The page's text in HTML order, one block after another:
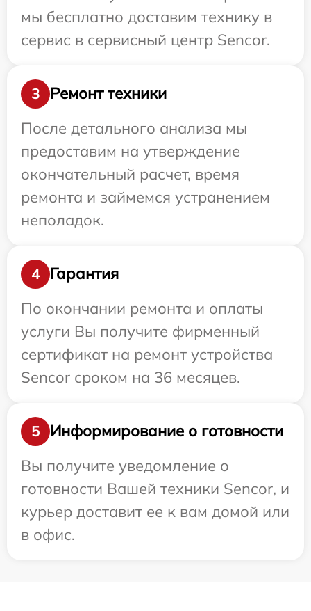
мы бесплатно доставим технику в
сервис в сервисный центр Sencor.
3
Ремонт техники
После детального анализа мы
предоставим на утверждение
окончательный расчет, время
ремонта и займемся устранением
неполадок.
4
Гарантия
По окончании ремонта и оплаты
услуги Вы получите фирменный
сертификат на ремонт устройства
Sencor сроком на 36 месяцев.
5
Информирование о готовности
Вы получите уведомление о
готовности Вашей техники Sencor, и
курьер доставит ее к вам домой или
в офис.